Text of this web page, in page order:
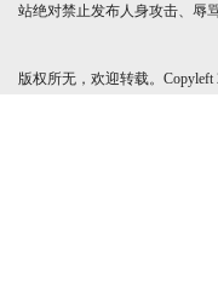
站绝对禁止发布人身攻击、辱
版权所无，欢迎转载。